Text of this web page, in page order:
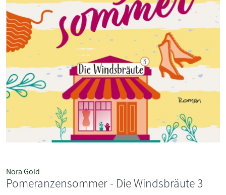
Nora Gold
Pomeranzensommer - Die Windsbräute 3